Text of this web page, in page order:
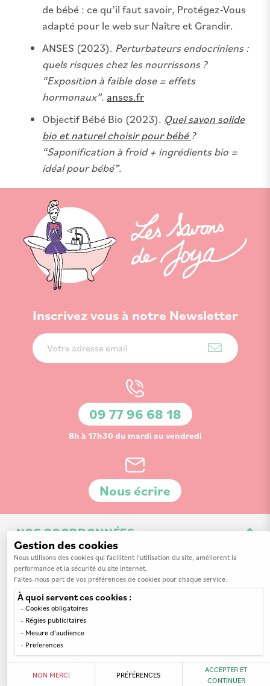
de bébé : ce qu’il faut savoir, Protégez-Vous
adapté pour le web sur Naître et Grandir.
ANSES (2023). Perturbateurs endocriniens :
quels risques chez les nourrissons ?
“Exposition à faible dose = effets
hormonaux”. anses.fr
Objectif Bébé Bio (2023). Quel savon solide
bio et naturel choisir pour bébé ?
“Saponification à froid + ingrédients bio =
idéal pour bébé”.
Inscrivez vous à notre Newsletter
Inscription
à
09 77 96 68 18
8h à 17h30 du mardi au vendredi
Nous écrire
NOS COORDONNÉES
3 Av. de la 3ème Division d'Infanterie Britannique
14200 Hérouville-Saint-Clair
INFORMATIONS
Nos revendeurs
MON COMPTE
Gestion des cookies
Nous utilisons des cookies qui facilitent l'utilisation du site, améliorent la
performance et la sécurité du site internet.
Faites-nous part de vos préférences de cookies pour chaque service.
À quoi servent ces cookies :
Cookies obligatoires
Régies publicitaires
Mesure d'audience
Preferences
NON MERCI PRÉFÉRENCES
ACCEPTER ET
CONTINUER